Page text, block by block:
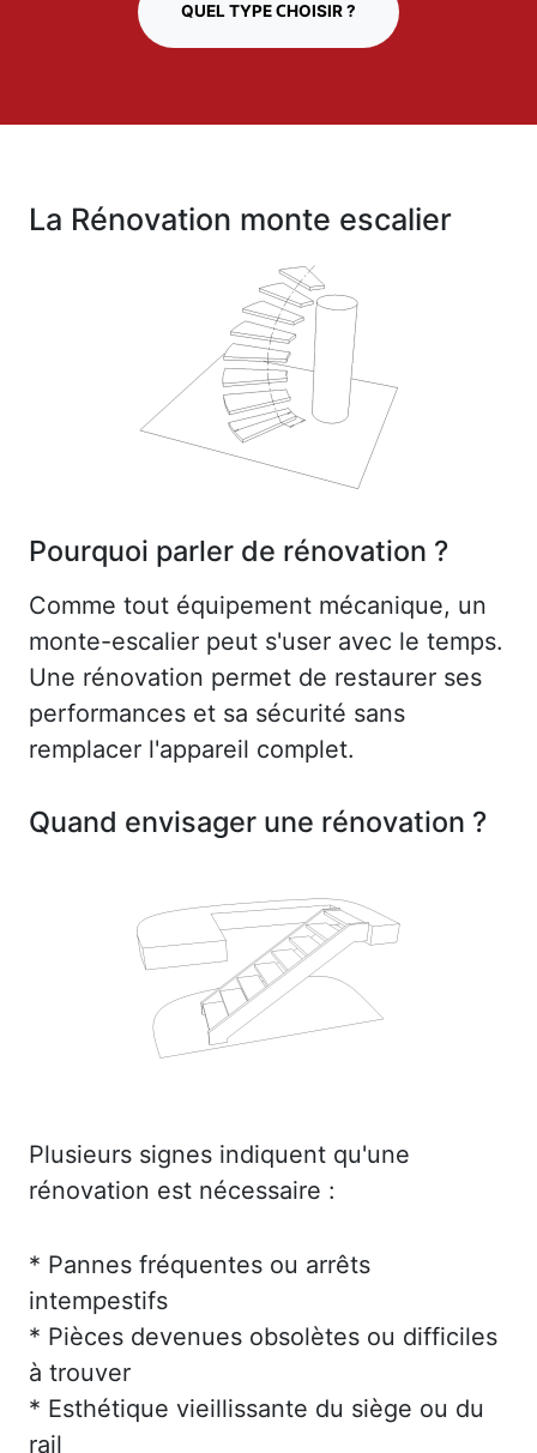
QUEL TYPE CHOISIR ?
La Rénovation monte escalier
Pourquoi parler de rénovation ?
Comme tout équipement mécanique, un
monte-escalier peut s'user avec le temps.
Une rénovation permet de restaurer ses
performances et sa sécurité sans
remplacer l'appareil complet.
Quand envisager une rénovation ?
Plusieurs signes indiquent qu'une
rénovation est nécessaire :
* Pannes fréquentes ou arrêts
intempestifs
* Pièces devenues obsolètes ou difficiles
à trouver
* Esthétique vieillissante du siège ou du
rail